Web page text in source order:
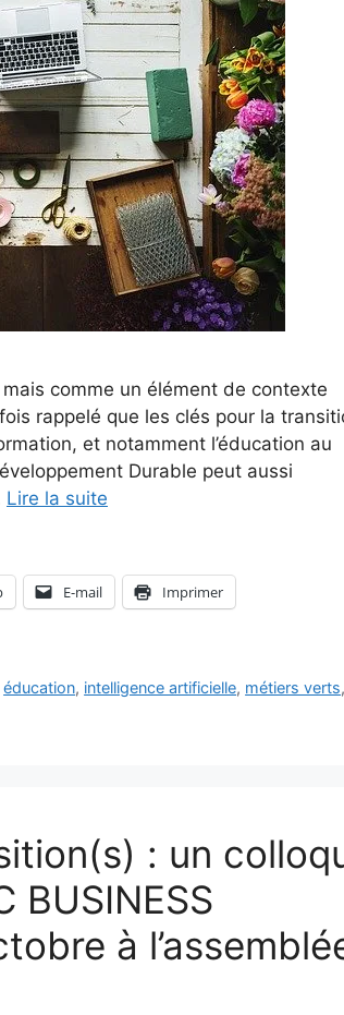
comme un élément de contexte
rappelé que les clés pour la
et notamment l’éducation au
Durable peut aussi
Lire la suite
E-mail Imprimer
éducation, intelligence artificielle, métiers verts,
: un
BUSINESS
à